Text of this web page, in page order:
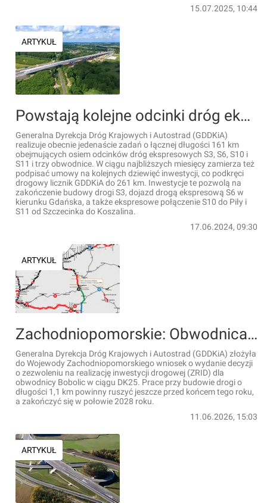
15.07.2025, 10:44
ARTYKUŁ
Powstają kolejne odcinki dróg ekspresowych i obwodnice na Pomorzu Zachodnim [RAPORT]
Generalna Dyrekcja Dróg Krajowych i Autostrad (GDDKiA)
realizuje obecnie jedenaście zadań o łącznej długości 161 km
obejmujących osiem odcinków dróg ekspresowych S3, S6, S10 i
S11 i trzy obwodnice. W ciągu najbliższych miesięcy zamierza też
podpisać umowy na kolejnych dziewięć inwestycji, co podkręci
drogowy licznik GDDKiA do 261 km. Inwestycje te pozwolą na
zakończenie budowy drogi S3, dojazd drogą ekspresową S6 w
kierunku Gdańska, a także ekspresowe połączenie S10 do Piły i
S11 od Szczecinka do Koszalina.
17.06.2024, 09:30
ARTYKUŁ
Zachodniopomorskie: Obwodnica Bobolic, w ciągu DK25, z wnioskiem o ZRID
Generalna Dyrekcja Dróg Krajowych i Autostrad (GDDKiA) złożyła
do Wojewody Zachodniopomorskiego wniosek o wydanie decyzji
o zezwoleniu na realizację inwestycji drogowej (ZRID) dla
obwodnicy Bobolic w ciągu DK25. Prace przy budowie drogi o
długości 1,1 km powinny ruszyć jeszcze przed końcem tego roku,
a zakończyć się w połowie 2028 roku.
11.06.2026, 15:03
ARTYKUŁ